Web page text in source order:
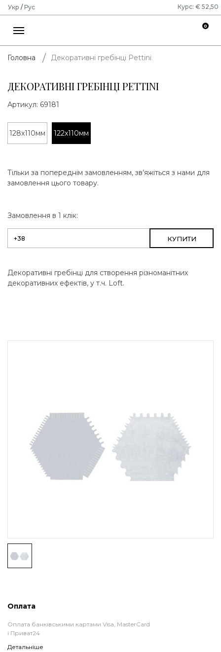
Укр / Рус Курс: € 52,50
0
Головна Декоративні гребінці Pettini
ДЕКОРАТИВНІ ГРЕБІНЦІ PETTINI
Артикул: 69181
128x110мм 122x110мм
Тільки за попереднім замовленням, зв’яжіться з нами для
замовлення цього товару.
Замовлення в 1 клік:
КУПИТИ
Декоративні гребінці для створення різноманітних
декоративних ефектів, у т.ч. Loft.
Оплата
Оплата банківськими картами Visa, MasterCard
і Приват24
Детальніше